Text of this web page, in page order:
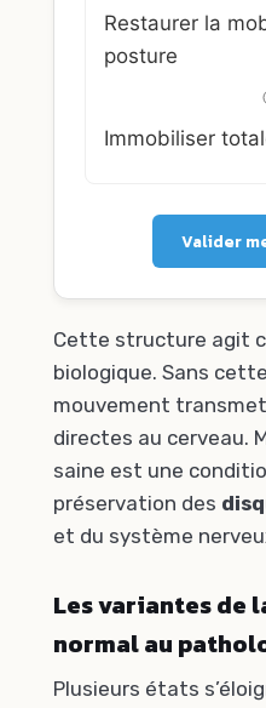
Restaurer la
posture
Immobiliser
Valider
Cette structure agit
biologique. Sans
mouvement
directes au cerveau.
saine est une
préservation des
et du système
Les variantes de
normal au
Plusieurs états